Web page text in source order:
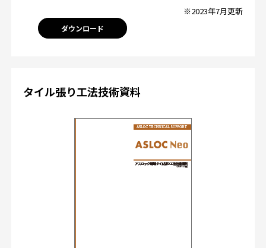
※2023年7月更新
ダウンロード
タイル張り工法技術資料